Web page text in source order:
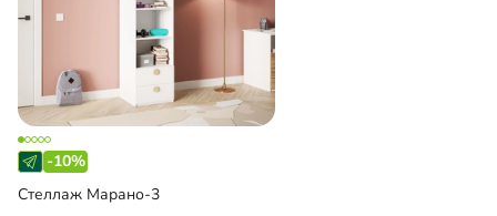
-10%
Стеллаж Марано-3